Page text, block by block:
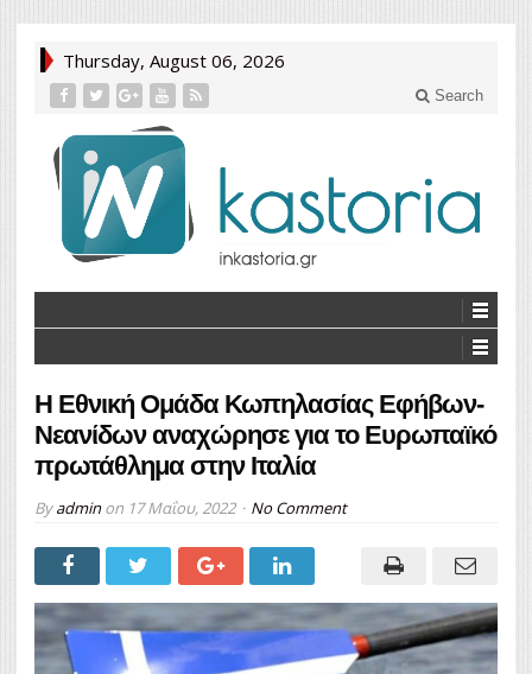
Thursday, August 06, 2026
Search
Η Εθνική Ομάδα Κωπηλασίας Εφήβων-
Νεανίδων αναχώρησε για το Ευρωπαϊκό
πρωτάθλημα στην Ιταλία
Byadminon 17 Μαΐου, 2022 No Comment